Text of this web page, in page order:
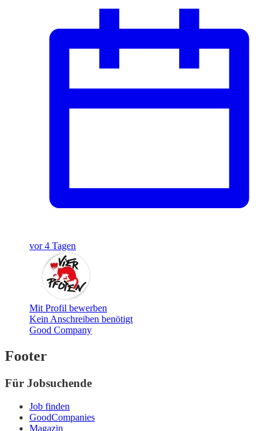
vor 4 Tagen
Mit Profil bewerben
Kein Anschreiben benötigt
Good Company
Footer
Für Jobsuchende
Job finden
GoodCompanies
Magazin